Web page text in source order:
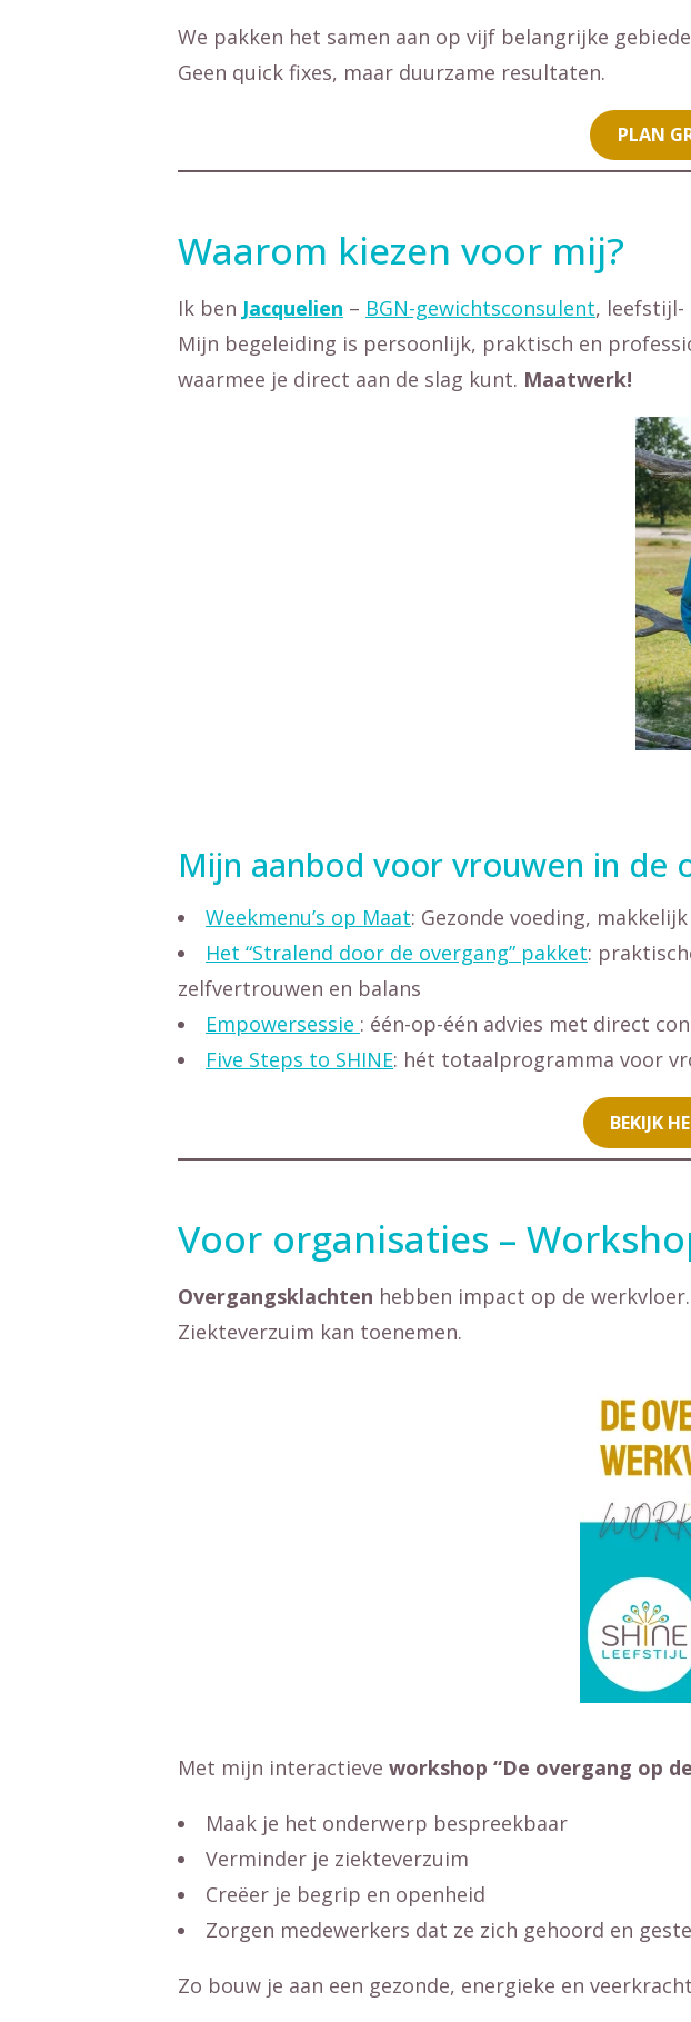
We pakken het samen aan op vijf belangrijke
Geen quick fixes, maar duurzame resultaten.
PLAN
Waarom kiezen voor mij?
Ik ben Jacquelien – BGN-gewichtsconsulent, leefstijl-
Mijn begeleiding is persoonlijk, praktisch en
waarmee je direct aan de slag kunt. Maatwerk!
Mijn aanbod voor vrouwen in de
Weekmenu’s op Maat: Gezonde voeding,
Het “Stralend door de overgang” pakket:
zelfvertrouwen en balans
Empowersessie : één-op-één advies met direct
Five Steps to SHINE: hét totaalprogramma voor
BEKIJK
Voor organisaties –
Overgangsklachten hebben impact op de
Ziekteverzuim kan toenemen.
Met mijn interactieve workshop “De overgang op
Maak je het onderwerp bespreekbaar
Verminder je ziekteverzuim
Creëer je begrip en openheid
Zorgen medewerkers dat ze zich gehoord en
Zo bouw je aan een gezonde, energieke en